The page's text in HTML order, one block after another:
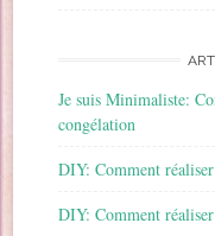
Je suis Minimaliste:
congélation
DIY: Comment
DIY: Comment